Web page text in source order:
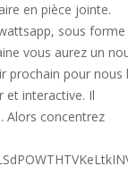
en pièce jointe.
sous
vous aurez un
prochain pour
et interactive. Il
Alors concentrez